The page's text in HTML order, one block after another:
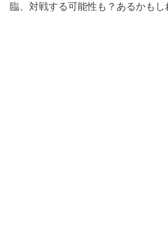
臨、対戦する可能性も？あるかもし